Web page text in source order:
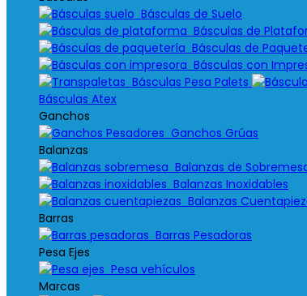
Básculas de Suelo
Básculas de
Básculas de
Básculas con
Básculas Pesa Palets
Básculas Atex
Ganchos
Ganchos Grúas
Balanzas
Balanzas de
Balanzas Inoxidables
Balanzas
Barras
Barras Pesadoras
Pesa Ejes
Pesa vehículos
Marcas